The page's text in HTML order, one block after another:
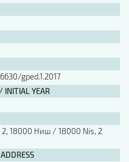
gped.1.2017
YEAR
18000 Ниш / 18000 Nis, 2